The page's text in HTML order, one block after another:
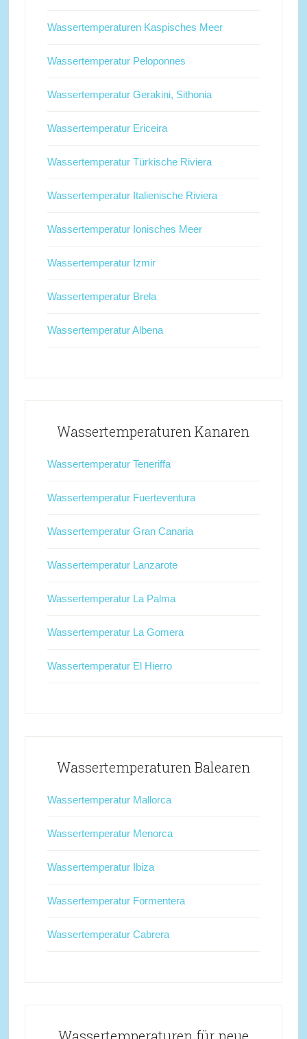
Wassertemperaturen Kaspisches Meer
Wassertemperatur Peloponnes
Wassertemperatur Gerakini, Sithonia
Wassertemperatur Ericeira
Wassertemperatur Türkische Riviera
Wassertemperatur Italienische Riviera
Wassertemperatur Ionisches Meer
Wassertemperatur Izmir
Wassertemperatur Brela
Wassertemperatur Albena
Wassertemperaturen Kanaren
Wassertemperatur Teneriffa
Wassertemperatur Fuerteventura
Wassertemperatur Gran Canaria
Wassertemperatur Lanzarote
Wassertemperatur La Palma
Wassertemperatur La Gomera
Wassertemperatur El Hierro
Wassertemperaturen Balearen
Wassertemperatur Mallorca
Wassertemperatur Menorca
Wassertemperatur Ibiza
Wassertemperatur Formentera
Wassertemperatur Cabrera